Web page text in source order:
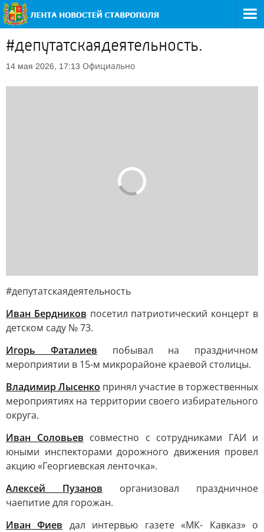
#депутатскаядеятельность.
14 мая 2026, 17:13 Официально
#депутатскаядеятельность
Иван Бердников посетил патриотический концерт в
детском саду № 73.
Игорь Фаталиев побывал на праздничном
мероприятии в 15-м микрорайоне краевой столицы.
Владимир Лысенко принял участие в торжественных
мероприятиях на территории своего избирательного
округа.
Иван Соловьев совместно с сотрудниками ГАИ и
юными инспекторами дорожного движения провел
акцию «Георгиевская ленточка».
Алексей Пузанов организовал праздничное
чаепитие для горожан.
Иван Фиев дал интервью газете «МК- Кавказ» о